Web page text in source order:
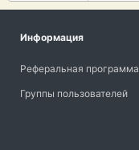
Информация
Реферальная программа
Группы пользователей